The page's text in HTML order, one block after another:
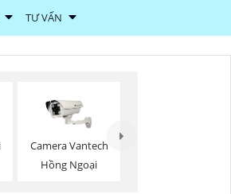
TƯ VẤN
Camera Vantech
Hồng Ngoại